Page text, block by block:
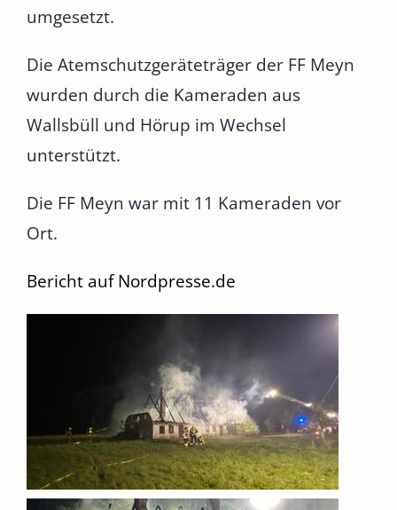
umgesetzt.
Die Atemschutzgeräteträger der FF Meyn
wurden durch die Kameraden aus
Wallsbüll und Hörup im Wechsel
unterstützt.
Die FF Meyn war mit 11 Kameraden vor
Ort.
Bericht auf Nordpresse.de